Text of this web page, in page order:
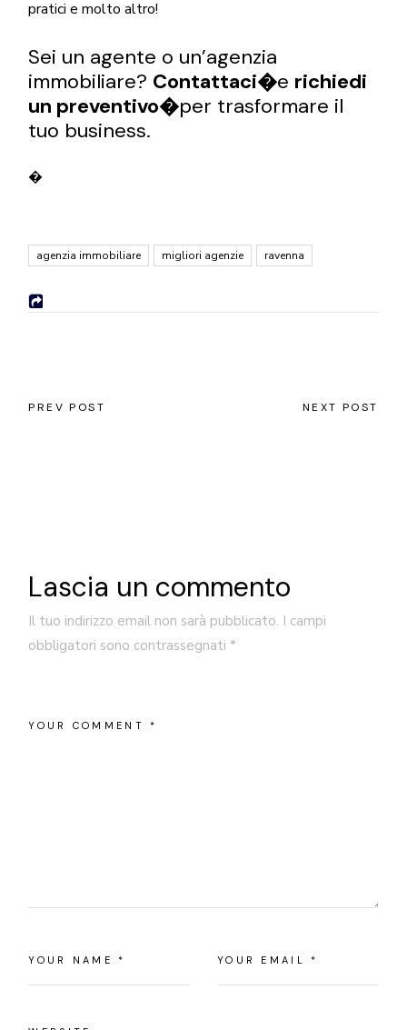
pratici e molto altro!
Sei un agente o un’agenzia
immobiliare? Contattaci�e richiedi
un preventivo�per trasformare il
tuo business.
�
agenzia immobiliare migliori agenzie ravenna
PREV POST NEXT POST
Lascia un commento
Il tuo indirizzo email non sarà pubblicato. I campi
obbligatori sono contrassegnati*